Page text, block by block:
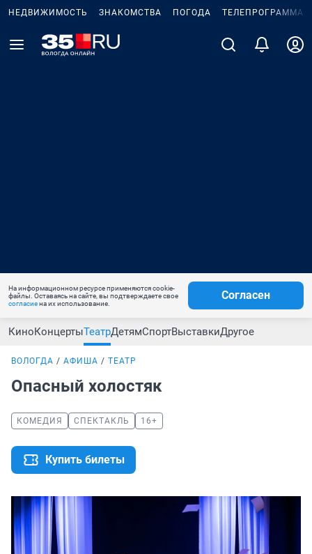
НЕДВИЖИМОСТЬ ЗНАКОМСТВА ПОГОДА ТЕЛЕПРОГРАММА
На информационном ресурсе применяются cookie-
файлы. Оставаясь на сайте, вы подтверждаете свое
согласиена их использование.
Согласен
КиноКонцертыТеатрДетямСпортВыставкиДругое
ВОЛОГДА АФИША ТЕАТР
Опасный холостяк
КОМЕДИЯ СПЕКТАКЛЬ 16+
Купить билеты